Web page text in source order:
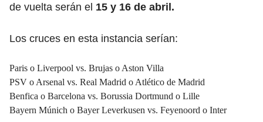
de vuelta serán el 15 y 16 de abril.
Los cruces en esta instancia serían:
Paris o Liverpool vs. Brujas o Aston Villa
PSV o Arsenal vs. Real Madrid o Atlético de Madrid
Benfica o Barcelona vs. Borussia Dortmund o Lille
Bayern Múnich o Bayer Leverkusen vs. Feyenoord o Inter